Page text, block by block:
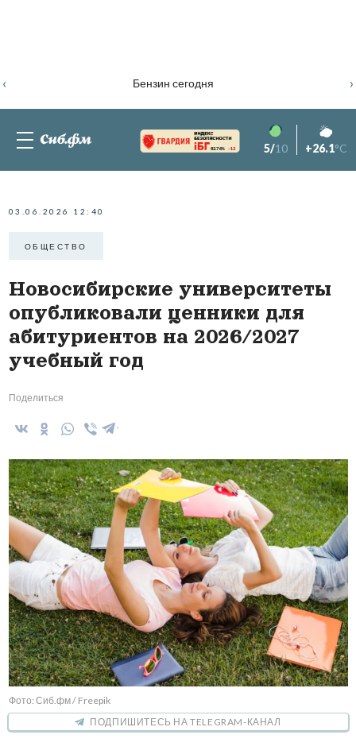
Бензин сегодня
‹ ›
82.76% -1.2 5/10 +26.1°C
03.06.2026 12:40
ОБЩЕСТВО
Новосибирские университеты
опубликовали ценники для
абитуриентов на 2026/2027
учебный год
Поделиться
Фото: Сиб.фм / Freepik
ПОДПИШИТЕСЬ НА TELEGRAM-КАНАЛ